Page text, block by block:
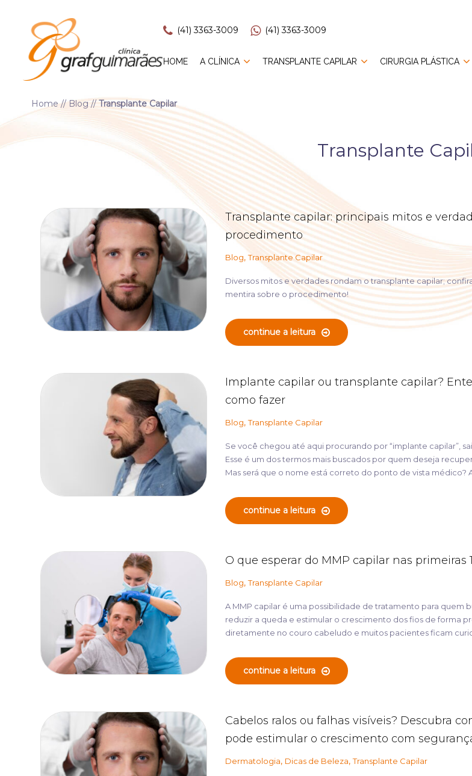
(41) 3363-3009 (41) 3363-3009
HOME A CLÍNICA TRANSPLANTE CAPILAR CIRURGIA PLÁSTICA
Home//Blog //Transplante Capilar
Transplante
Transplante capilar: principais mitos e
procedimento
Blog,Transplante Capilar
Diversos mitos e verdades rondam o transplante capilar;
mentira sobre o procedimento!
continue a leitura
Implante capilar ou transplante capilar?
como fazer
Blog,Transplante Capilar
Se você chegou até aqui procurando por “implante capilar”,
Esse é um dos termos mais buscados por quem deseja
Mas será que o nome está correto do ponto de vista médico? A
continue a leitura
O que esperar do MMP capilar nas primeiras
Blog,Transplante Capilar
A MMP capilar é uma possibilidade de tratamento para quem
reduzir a queda e estimular o crescimento dos fios de forma
diretamente no couro cabeludo e muitos pacientes ficam
continue a leitura
Cabelos ralos ou falhas visíveis? Descubra
pode estimular o crescimento com
Dermatologia, Dicas de Beleza,Transplante Capilar